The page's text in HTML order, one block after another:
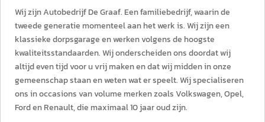
Wij zijn Autobedrijf De Graaf. Een familiebedrijf, waarin de
tweede generatie momenteel aan het werk is. Wij zijn een
klassieke dorpsgarage en werken volgens de hoogste
kwaliteitsstandaarden. Wij onderscheiden ons doordat wij
altijd even tijd voor u vrij maken en dat wij midden in onze
gemeenschap staan en weten wat er speelt. Wij specialiseren
ons in occasions van volume merken zoals Volkswagen, Opel,
Ford en Renault, die maximaal 10 jaar oud zijn.